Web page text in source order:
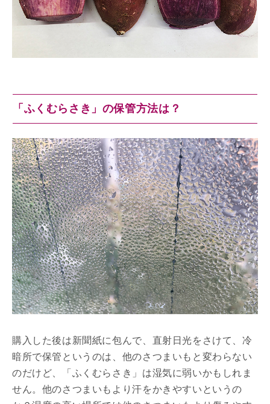
「ふくむらさき」の保管方法は？
購入した後は新聞紙に包んで、直射日光をさけて、冷
暗所で保管というのは、他のさつまいもと変わらない
のだけど、「ふくむらさき」は湿気に弱いかもしれま
せん。他のさつまいもより汗をかきやすいというの